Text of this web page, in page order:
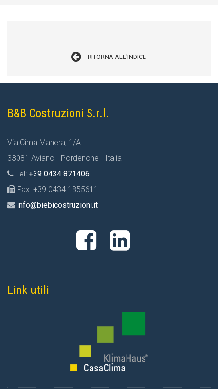
RITORNA ALL'INDICE
B&B Costruzioni S.r.l.
Via Cima Manera, 1/A
33081 Aviano - Pordenone - Italia
Tel: +39 0434 871406
Fax: +39 0434 1855611
info@biebicostruzioni.it
Link utili